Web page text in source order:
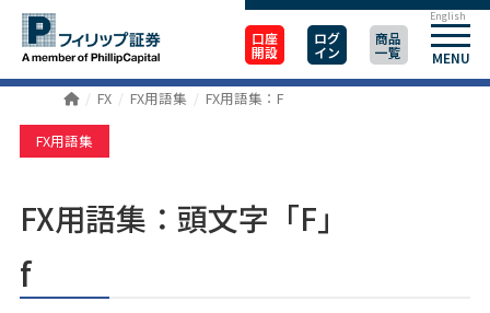
口座
開設
ログ
イン
商品
一覧 MENU
English
FX FX用語集 FX用語集：F
FX用語集
FX用語集：頭文字「F」
f